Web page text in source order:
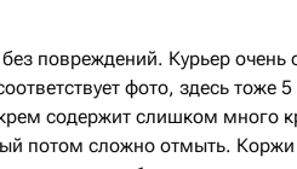
повреждений. Курьер очень
фото, здесь тоже
содержит слишком много
потом сложно отмыть.